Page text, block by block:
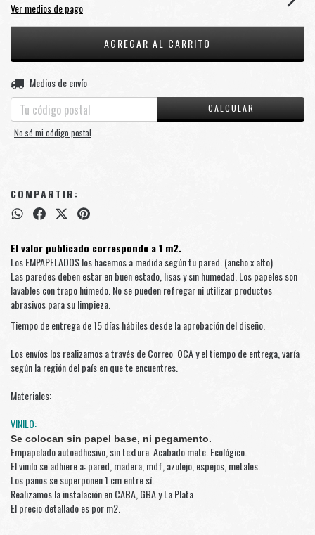
Ver medios de pago
Entregas para el CP:
Medios de envío
CALCULAR
No sé mi código postal
COMPARTIR:
El valor publicado corresponde a 1 m2.
Los EMPAPELADOS los hacemos a medida según tu pared. (ancho x alto)
Las paredes deben estar en buen estado, lisas y sin humedad. Los papeles son
lavables con trapo húmedo. No se pueden refregar ni utilizar productos
abrasivos para su limpieza.
Tiempo de entrega de 15 días hábiles desde la aprobación del diseño.
Los envíos los realizamos a través de Correo OCA y el tiempo de entrega, varía
según la región del país en que te encuentres.
Materiales:
VINILO:
Se colocan sin papel base, ni pegamento.
Empapelado autoadhesivo, sin textura. Acabado mate. Ecológico.
El vinilo se adhiere a: pared, madera, mdf, azulejo, espejos, metales.
Los paños se superponen 1 cm entre sí.
Realizamos la instalación en CABA, GBA y La Plata
El precio detallado es por m2.